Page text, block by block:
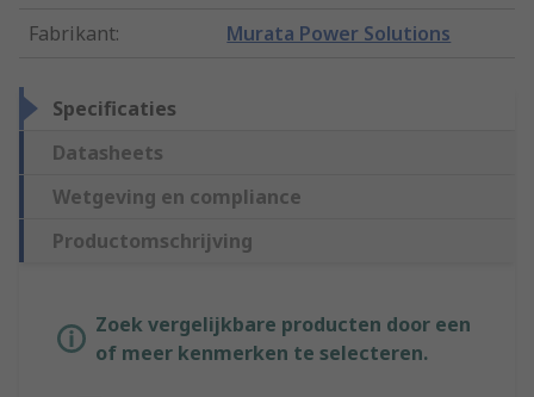
Fabrikant: Murata Power Solutions
Specificaties
Datasheets
Wetgeving en compliance
Productomschrijving
Zoek vergelijkbare producten door een
of meer kenmerken te selecteren.